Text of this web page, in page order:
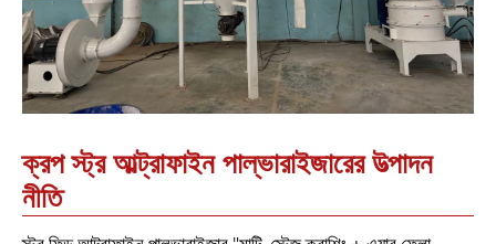
ক্রপ স্ট্র আল্ট্রাফাইন পাল্ভারাইজারের উত্পাদন
নীতি